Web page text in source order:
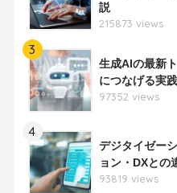
説
215873 views
3
生成AIの最新
につなげる実
97352 views
4
デジタイゼー
ョン・DXとの
93819 views